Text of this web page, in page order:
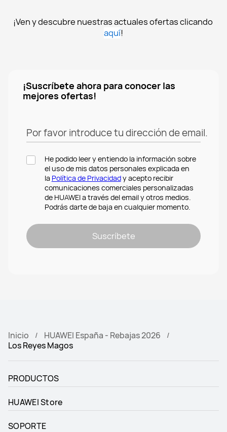
¡Ven y descubre nuestras actuales ofertas clicando
aquí!
¡Suscríbete ahora para conocer las
mejores ofertas!
Por favor introduce tu dirección de email.
He podido leer y entiendo la información sobre
el uso de mis datos personales explicada en
la Política de Privacidady acepto recibir
comunicaciones comerciales personalizadas
de HUAWEI a través del email y otros medios.
Podrás darte de baja en cualquier momento.
Suscríbete
Inicio
HUAWEI España - Rebajas 2026
Los Reyes Magos
PRODUCTOS
HUAWEI Store
SOPORTE